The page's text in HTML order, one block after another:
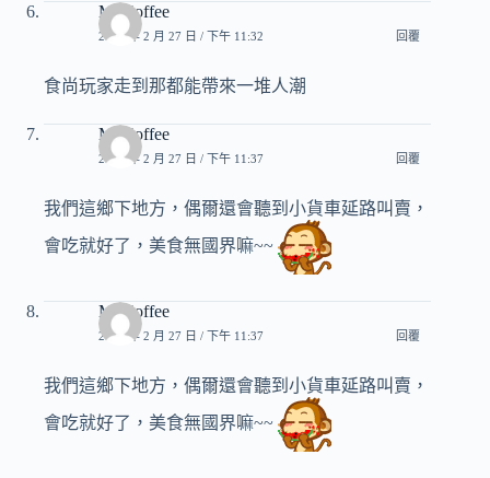
Mr.Coffee
2013 年 2 月 27 日 / 下午 11:32 回覆
食尚玩家走到那都能帶來一堆人潮
Mr.Coffee
2013 年 2 月 27 日 / 下午 11:37 回覆
我們這鄉下地方，偶爾還會聽到小貨車延路叫賣，
會吃就好了，美食無國界嘛~~
Mr.Coffee
2013 年 2 月 27 日 / 下午 11:37 回覆
我們這鄉下地方，偶爾還會聽到小貨車延路叫賣，
會吃就好了，美食無國界嘛~~